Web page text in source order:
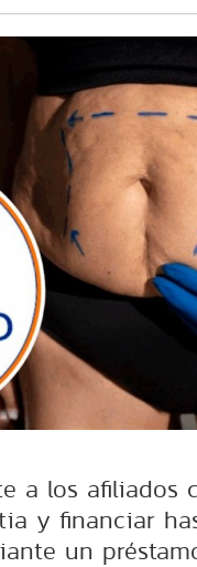
a los afiliados
y financiar
un